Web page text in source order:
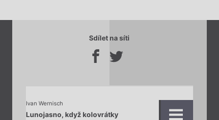
Sdílet na síti
Ivan Wernisch
Lunojasno, když kolovrátky